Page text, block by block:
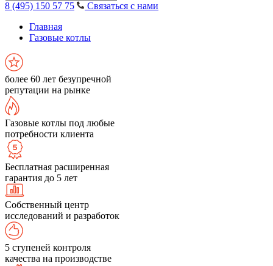
8 (495) 150 57 75
Связаться с нами
Главная
Газовые котлы
более 60 лет безупречной
репутации на рынке
Газовые котлы под любые
потребности клиента
Бесплатная расширенная
гарантия до 5 лет
Собственный центр
исследований и разработок
5 ступеней контроля
качества на производстве